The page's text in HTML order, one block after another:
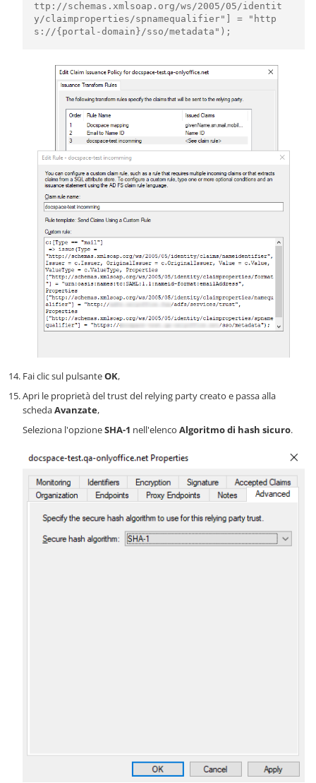
ttp://schemas.xmlsoap.org/ws/2005/05/identit
y/claimproperties/spnamequalifier"] = "http
s://{portal-domain}/sso/metadata");
Fai clic sul pulsanteOK,
Apri le proprietà del trust del relying party creato e passa alla
schedaAvanzate,
Seleziona l'opzioneSHA-1 nell'elenco Algoritmo di hash sicuro.